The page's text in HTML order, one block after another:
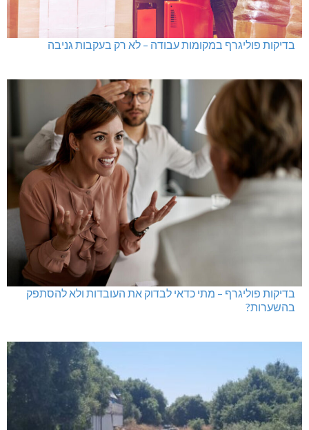
בדיקות פוליגרף במקומות עבודה – לא רק בעקבות גניבה
בדיקות פוליגרף – מתי כדאי לבדוק את העובדות ולא להסתפק
בהשערות?